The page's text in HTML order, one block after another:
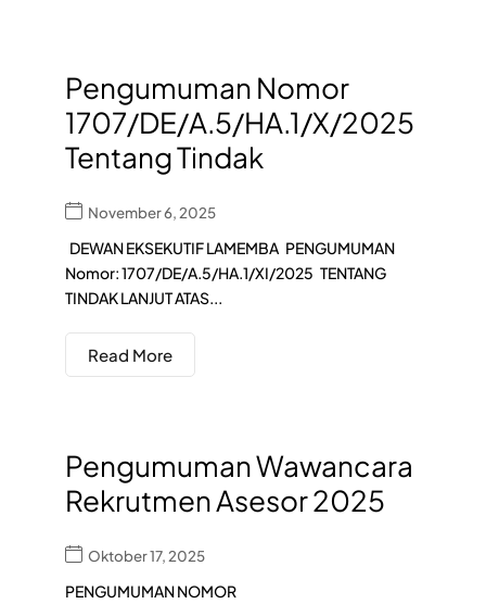
Pengumuman Nomor
1707/DE/A.5/HA.1/X/2025
Tentang Tindak
November 6, 2025
DEWAN EKSEKUTIF LAMEMBA PENGUMUMAN
Nomor: 1707/DE/A.5/HA.1/XI/2025 TENTANG
TINDAK LANJUT ATAS...
Read More
Pengumuman Wawancara
Rekrutmen Asesor 2025
Oktober 17, 2025
PENGUMUMAN NOMOR